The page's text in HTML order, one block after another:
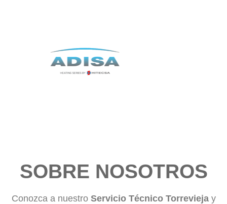
SOBRE NOSOTROS
Conozca a nuestro Servicio Técnico Torreviejay